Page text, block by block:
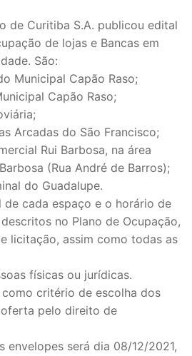
de Curitiba S.A. publicou edital
de lojas e Bancas em
São:
Municipal Capão Raso;
Capão Raso;
Arcadas do São Francisco;
Rui Barbosa, na área
(Rua André de Barros);
do Guadalupe.
cada espaço e o horário de
no Plano de Ocupação,
licitação, assim como todas as
físicas ou jurídicas.
critério de escolha dos
pelo direito de
envelopes será dia 08/12/2021,